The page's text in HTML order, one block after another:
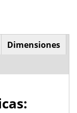
Dimensiones